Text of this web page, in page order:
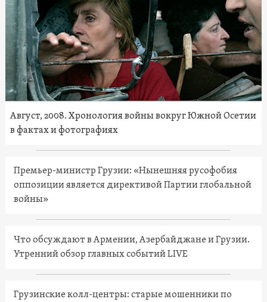
Август, 2008. Хронология войны вокруг Южной Осетии
в фактах и фотографиях
Премьер-министр Грузии: «Нынешняя русофобия
оппозиции является директивой Партии глобальной
войны»
Что обсуждают в Армении, Азербайджане и Грузии.
Утренний обзор главных событий LIVE
Грузинские колл-центры: старые мошенники по